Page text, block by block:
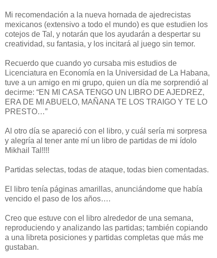
Mi recomendación a la nueva hornada de ajedrecistas
mexicanos (extensivo a todo el mundo) es que estudien los
cotejos de Tal, y notarán que los ayudarán a despertar su
creatividad, su fantasia, y los incitará al juego sin temor.
Recuerdo que cuando yo cursaba mis estudios de
Licenciatura en Economía en la Universidad de La Habana,
tuve a un amigo en mi grupo, quien un día me sorprendió al
decirme: “EN MI CASA TENGO UN LIBRO DE AJEDREZ,
ERA DE MI ABUELO, MAÑANA TE LOS TRAIGO Y TE LO
PRESTO…”
Al otro día se apareció con el libro, y cuál sería mi sorpresa
y alegría al tener ante mí un libro de partidas de mi ídolo
Mikhail Tal!!!!
Partidas selectas, todas de ataque, todas bien comentadas.
El libro tenía páginas amarillas, anunciándome que había
vencido el paso de los años….
Creo que estuve con el libro alrededor de una semana,
reproduciendo y analizando las partidas; también copiando
a una libreta posiciones y partidas completas que más me
gustaban.